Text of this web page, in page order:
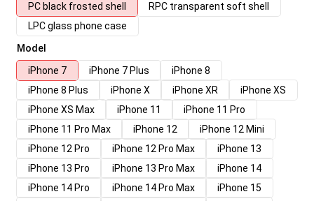
PC black frosted shell
RPC transparent soft shell
LPC glass phone case
Model
iPhone 7
iPhone 7 Plus
iPhone 8
iPhone 8 Plus
iPhone X iPhone XR
iPhone XS
iPhone XS Max
iPhone 11
iPhone 11 Pro
iPhone 11 Pro Max
iPhone 12
iPhone 12 Mini
iPhone 12 Pro
iPhone 12 Pro Max
iPhone 13
iPhone 13 Pro
iPhone 13 Pro Max
iPhone 14
iPhone 14 Pro
iPhone 14 Pro Max
iPhone 15